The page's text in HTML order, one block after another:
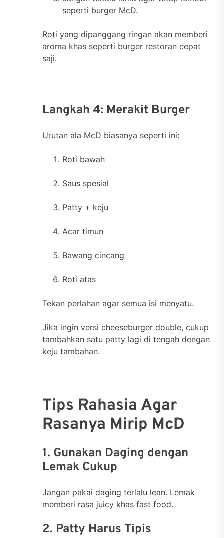
seperti burger McD.
Roti yang dipanggang ringan akan memberi
aroma khas seperti burger restoran cepat
saji.
Langkah 4: Merakit Burger
Urutan ala McD biasanya seperti ini:
Roti bawah
Saus spesial
Patty + keju
Acar timun
Bawang cincang
Roti atas
Tekan perlahan agar semua isi menyatu.
Jika ingin versi cheeseburger double, cukup
tambahkan satu patty lagi di tengah dengan
keju tambahan.
Tips Rahasia Agar
Rasanya Mirip McD
1. Gunakan Daging dengan
Lemak Cukup
Jangan pakai daging terlalu lean. Lemak
memberi rasa juicy khas fast food.
2. Patty Harus Tipis